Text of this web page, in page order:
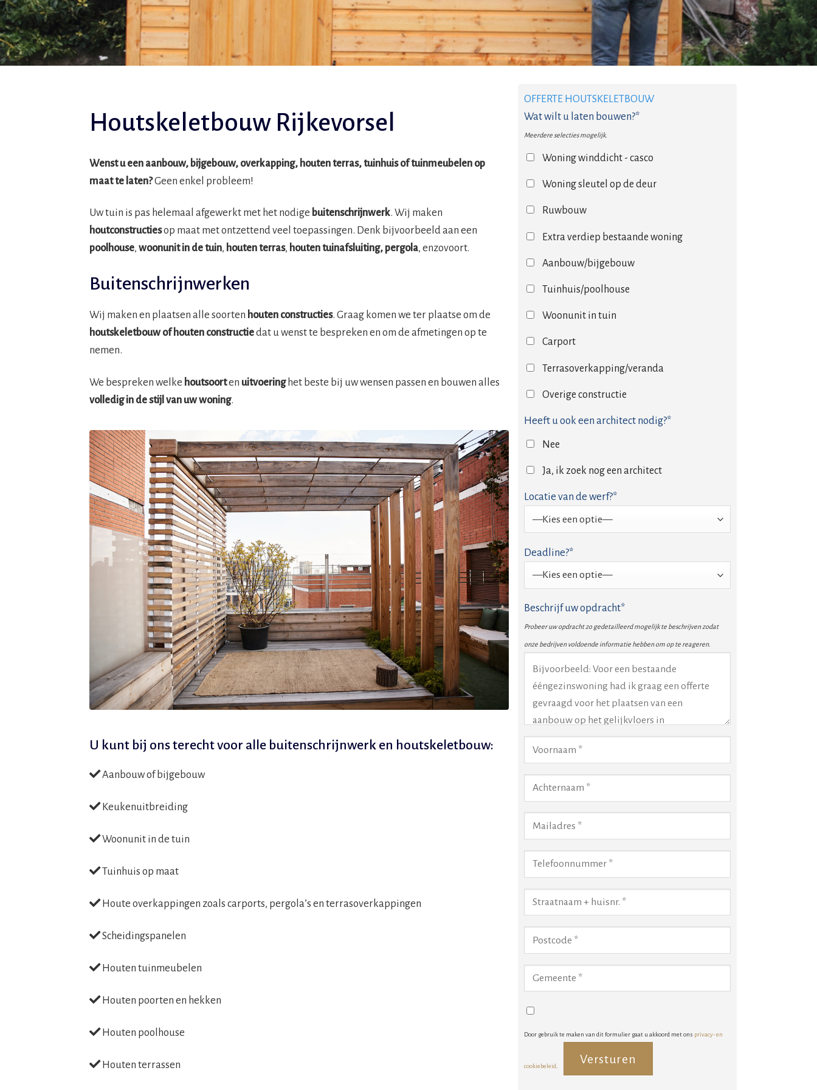
Houtskeletbouw Rijkevorsel
Wenst u een aanbouw, bijgebouw, overkapping, houten terras, tuinhuis of tuinmeubelen op
maat te laten?Geen enkel probleem!
Uw tuin is pas helemaal afgewerkt met het nodige buitenschrijnwerk. Wij maken
houtconstructiesop maat met ontzettend veel toepassingen. Denk bijvoorbeeld aan een
poolhouse, woonunit in de tuin, houten terras, houten tuinafsluiting, pergola, enzovoort.
Buitenschrijnwerken
Wij maken en plaatsen alle soorten houten constructies. Graag komen we ter plaatse om de
houtskeletbouw of houten constructiedat u wenst te bespreken en om de afmetingen op te
nemen.
We bespreken welke houtsoorten uitvoeringhet beste bij uw wensen passen en bouwen alles
volledig in de stijl van uw woning.
U kunt bij ons terecht voor alle buitenschrijnwerk en houtskeletbouw:
Aanbouw of bijgebouw
Keukenuitbreiding
Woonunit in de tuin
Tuinhuis op maat
Houte overkappingen zoals carports, pergola’s en terrasoverkappingen
Scheidingspanelen
Houten tuinmeubelen
Houten poorten en hekken
Houten poolhouse
Houten terrassen
OFFERTE HOUTSKELETBOUW
Wat wilt u laten bouwen?*
Meerdere selecties mogelijk.
Woning winddicht - casco
Woning sleutel op de deur
Ruwbouw
Extra verdiep bestaande woning
Aanbouw/bijgebouw
Tuinhuis/poolhouse
Woonunit in tuin
Carport
Terrasoverkapping/veranda
Overige constructie
Heeft u ook een architect nodig?*
Nee
Ja, ik zoek nog een architect
Locatie van de werf?*
Deadline?*
Beschrijf uw opdracht*
Probeer uw opdracht zo gedetailleerd mogelijk te beschrijven zodat
onze bedrijven voldoende informatie hebben om op te reageren.
Door gebruik te maken van dit formulier gaat u akkoord met ons privacy- en
cookiebeleid